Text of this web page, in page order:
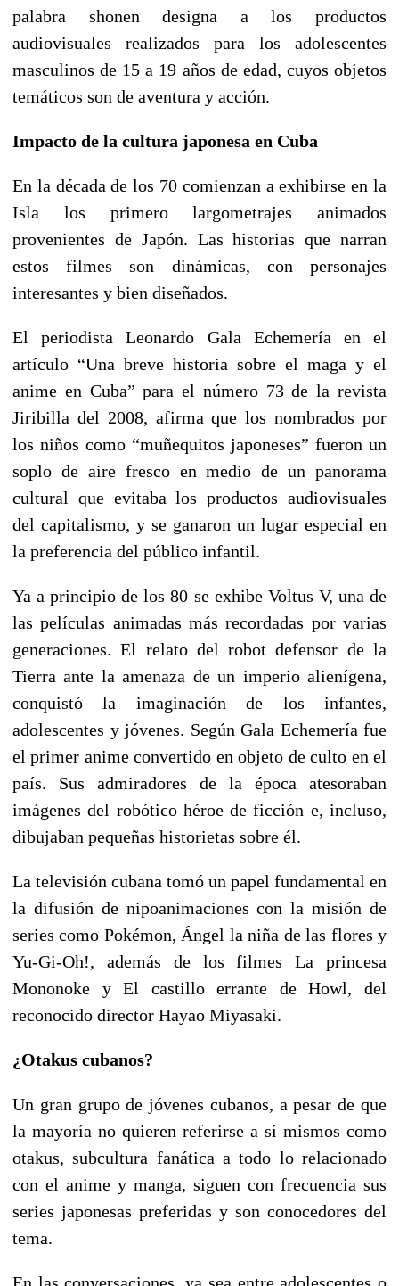
palabra shonen designa a los productos
audiovisuales realizados para los adolescentes
masculinos de 15 a 19 años de edad, cuyos objetos
temáticos son de aventura y acción.
Impacto de la cultura japonesa en Cuba
En la década de los 70 comienzan a exhibirse en la
Isla los primero largometrajes animados
provenientes de Japón. Las historias que narran
estos filmes son dinámicas, con personajes
interesantes y bien diseñados.
El periodista Leonardo Gala Echemería en el
artículo “Una breve historia sobre el maga y el
anime en Cuba” para el número 73 de la revista
Jiribilla del 2008, afirma que los nombrados por
los niños como “muñequitos japoneses” fueron un
soplo de aire fresco en medio de un panorama
cultural que evitaba los productos audiovisuales
del capitalismo, y se ganaron un lugar especial en
la preferencia del público infantil.
Ya a principio de los 80 se exhibe Voltus V, una de
las películas animadas más recordadas por varias
generaciones. El relato del robot defensor de la
Tierra ante la amenaza de un imperio alienígena,
conquistó la imaginación de los infantes,
adolescentes y jóvenes. Según Gala Echemería fue
el primer anime convertido en objeto de culto en el
país. Sus admiradores de la época atesoraban
imágenes del robótico héroe de ficción e, incluso,
dibujaban pequeñas historietas sobre él.
La televisión cubana tomó un papel fundamental en
la difusión de nipoanimaciones con la misión de
series como Pokémon, Ángel la niña de las flores y
Yu-Gi-Oh!, además de los filmes La princesa
Mononoke y El castillo errante de Howl, del
reconocido director Hayao Miyasaki.
¿Otakus cubanos?
Un gran grupo de jóvenes cubanos, a pesar de que
la mayoría no quieren referirse a sí mismos como
otakus, subcultura fanática a todo lo relacionado
con el anime y manga, siguen con frecuencia sus
series japonesas preferidas y son conocedores del
tema.